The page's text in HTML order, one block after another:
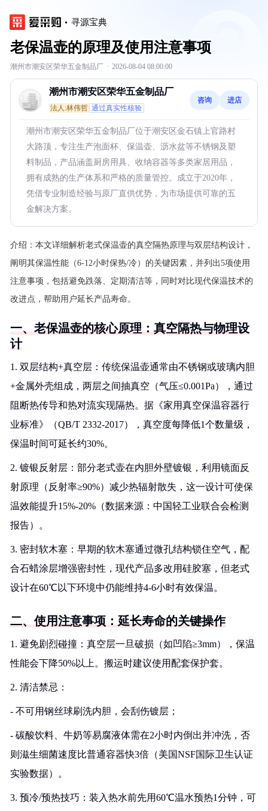
寻源宝典
老保温壶的原理及使用注意事项
潮州市潮安区荣华五金制品厂 · 2026-08-04 08:00:00
潮州市潮安区荣华五金制品厂
法人:林伟哲 通过真实性核验
咨询 进店
潮州市潮安区荣华五金制品厂位于潮安区金石镇上官路村
大路顶，专注生产泡面杯、保温壶、沥水盆等不锈钢及塑
料制品，产品涵盖厨房用具、收纳容器等多类家居用品，
拥有成熟的生产体系和严格的质量管控。成立于2020年，
凭借专业制造经验与原厂直供优势，为市场提供可靠的五
金解决方案。
介绍： 本文详细解析老式保温壶的真空隔热原理与双层结构设计，
阐明其保温性能（6-12小时保热/冷）的关键因素，并列出5项使用
注意事项，包括避免跌落、定期清洁等，同时对比现代保温技术的
改进点，帮助用户延长产品寿命。
一、老保温壶的核心原理：真空隔热与物理设
计
1. 双层结构+真空层：传统保温壶通常由不锈钢或玻璃内胆
+金属外壳组成，两层之间抽真空（气压≤0.001Pa），通过
阻断热传导和热对流实现隔热。据《家用真空保温容器行
业标准》（QB/T 2332-2017），真空度每降低1个数量级，
保温时间可延长约30%。
2. 镀银反射层：部分老式壶在内胆外壁镀银，利用镜面反
射原理（反射率≥90%）减少热辐射散失，这一设计可使保
温效能提升15%-20%（数据来源：中国轻工业联合会检测
报告）。
3. 密封软木塞：早期的软木塞通过微孔结构锁住空气，配
合石蜡涂层增强密封性，现代产品多改用硅胶塞，但老式
设计在60℃以下环境中仍能维持4-6小时有效保温。
二、使用注意事项：延长寿命的关键操作
1. 避免剧烈碰撞：真空层一旦破损（如凹陷≥3mm），保温
性能会下降50%以上。搬运时建议使用配套保护套。
2. 清洁禁忌：
- 不可用钢丝球刷洗内胆，会刮伤镀层；
- 碳酸饮料、牛奶等易腐液体需在2小时内倒出并冲洗，否
则滋生细菌速度比普通容器快3倍（美国NSF国际卫生认证
实验数据）。
3. 预冷/预热技巧：装入热水前先用60℃温水预热1分钟，可